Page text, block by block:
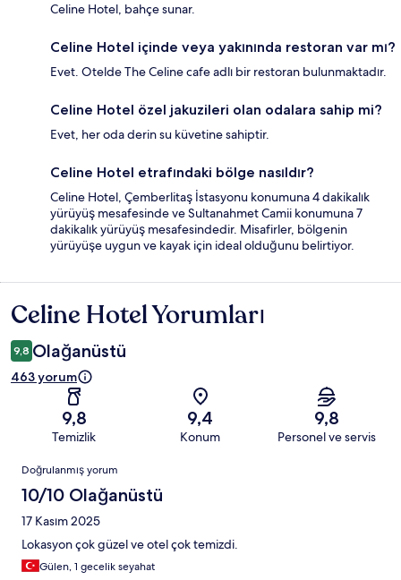
Celine Hotel, bahçe sunar.
Celine Hotel içinde veya yakınında restoran var mı?
Evet. Otelde The Celine cafe adlı bir restoran bulunmaktadır.
Celine Hotel özel jakuzileri olan odalara sahip mi?
Evet, her oda derin su küvetine sahiptir.
Celine Hotel etrafındaki bölge nasıldır?
Celine Hotel, Çemberlitaş İstasyonu konumuna 4 dakikalık
yürüyüş mesafesinde ve Sultanahmet Camii konumuna 7
dakikalık yürüyüş mesafesindedir. Misafirler, bölgenin
yürüyüşe uygun ve kayak için ideal olduğunu belirtiyor.
Yorumlar
Celine Hotel Yorumları
9,8 Olağanüstü
463 yorum
9,8
Temizlik
9,4
Konum
9,8
Personel ve servis
Yorumlar
Doğrulanmış yorum
10/10 Olağanüstü
17 Kasım 2025
Lokasyon çok güzel ve otel çok temizdi.
Gülen, 1 gecelik seyahat